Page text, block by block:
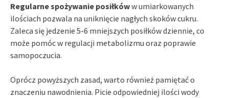
Regularne spożywanie posiłkóww umiarkowanych
ilościach pozwala na uniknięcie nagłych skoków cukru.
Zaleca się jedzenie 5-6 mniejszych posiłków dziennie, co
może pomóc w regulacji metabolizmu oraz poprawie
samopoczucia.
Oprócz powyższych zasad, warto również pamiętać o
znaczeniu nawodnienia. Picie odpowiedniej ilości wody